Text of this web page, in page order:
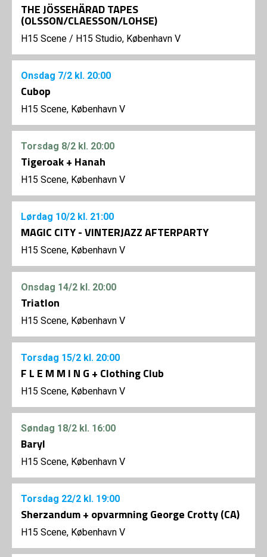
THE JÖSSEHÄRAD TAPES
(OLSSON/CLAESSON/LOHSE)
H15 Scene / H15 Studio, København V
Onsdag 7/2 kl. 20:00
Cubop
H15 Scene, København V
Torsdag 8/2 kl. 20:00
Tigeroak + Hanah
H15 Scene, København V
Lørdag 10/2 kl. 21:00
MAGIC CITY - VINTERJAZZ AFTERPARTY
H15 Scene, København V
Onsdag 14/2 kl. 20:00
Triatlon
H15 Scene, København V
Torsdag 15/2 kl. 20:00
F L E M M I N G + Clothing Club
H15 Scene, København V
Søndag 18/2 kl. 16:00
Baryl
H15 Scene, København V
Torsdag 22/2 kl. 19:00
Sherzandum + opvarmning George Crotty (CA)
H15 Scene, København V